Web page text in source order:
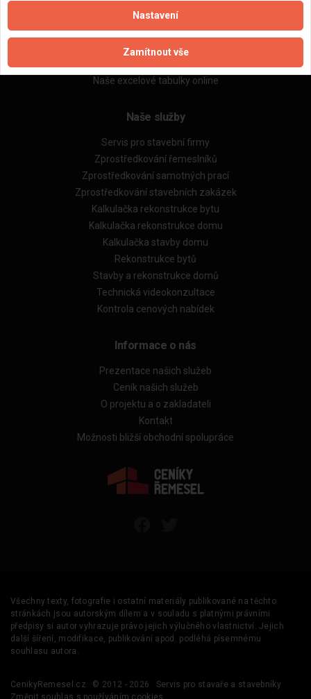
Zásady pro používání souborů cookie
Obchodní podmínky (zprostředkování)
Obchodní podmínky (rozpočtování)
Naše excelové tabulky online
Naše služby
Servis pro stavební firmy
Zprostředkování řemeslníků
Zprostředkování samotných prací
Zprostředkování stavebních zakázek
Kalkulačka rekonstrukce bytu
Kalkulačka rekonstrukce domu
Kalkulačka stavby domu
Rekonstrukce bytů
Stavby a rekonstrukce domů
Technická videokonzultace
Kontrola cenových nabídek
Informace o nás
Prezentace našich služeb
Ceník našich služeb
O projektu a o zakladateli
Kontakt
Možnosti bližší obchodní spolupráce
Všechny texty, fotografie i ostatní materiály publikované na těchto
stránkách jsou autorským dílem a v souladu s platnými právními
předpisy si autor vyhrazuje právo jejich výlučného vlastnictví. Jejich
další šíření, modifikace, publikování apod. podléhá písemnému
souhlasu autora.
CenikyRemesel.cz © 2012 - 2026
Servis pro stavaře a stavebníky
Nastavení
Zamítnout vše